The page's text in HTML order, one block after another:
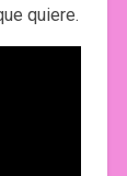
quiere.